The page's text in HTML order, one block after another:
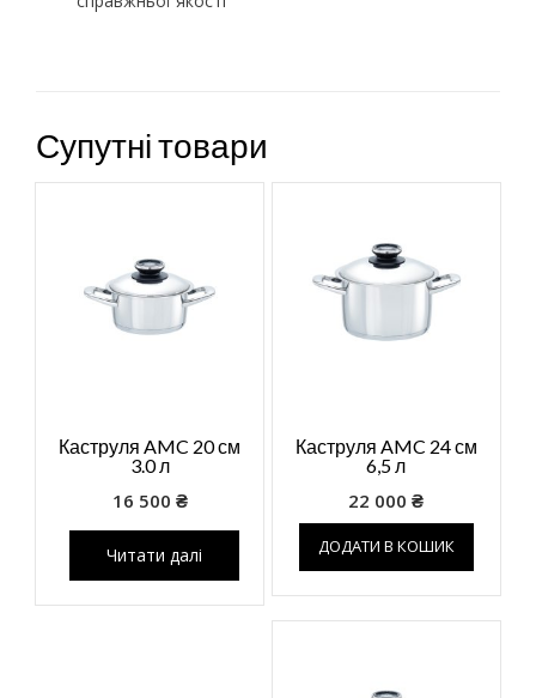
Супутні товари
Каструля AMC 20 см
3.0 л
16 500 ₴
Читати далі
Каструля AMC 24 см
6,5 л
22 000₴
ДОДАТИ В КОШИК